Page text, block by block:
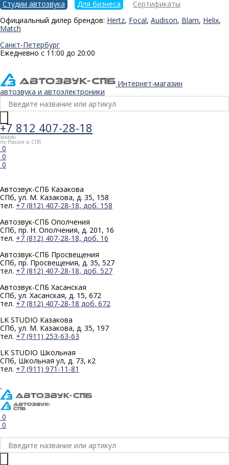
Студии автозвука Для бизнеса
Сертификаты
Официальный дилер брендов: Hertz, Focal, Audison, Blam, Helix,
Match
Санкт-Петербург
Ежедневно с 11:00 до 20:00
Интернет-магазин
автозвука и автоэлектроники
+7 812 407-28-18
заказы
по России и СПб
0
0
0
Автозвук-СПБ Казакова
СПб, ул. М. Казакова, д. 35, 158
тел. +7 (812) 407-28-18, доб. 158
Автозвук-СПБ Ополчения
СПб, пр. Н. Ополчения, д. 201, 16
тел. +7 (812) 407-28-18, доб. 16
Автозвук-СПБ Просвещения
СПб, пр. Просвещения, д. 35, 527
тел. +7 (812) 407-28-18, доб. 527
Автозвук-СПБ Хасанская
СПб, ул. Хасанская, д. 15, 672
тел. +7 (812) 407-28-18 доб. 672
LK STUDIO Казакова
СПб, ул. М. Казакова, д. 35, 197
тел. +7 (911) 253-63-63
LK STUDIO Школьная
СПб, Школьная ул, д. 73, к2
тел. +7 (911) 971-11-81
0
0